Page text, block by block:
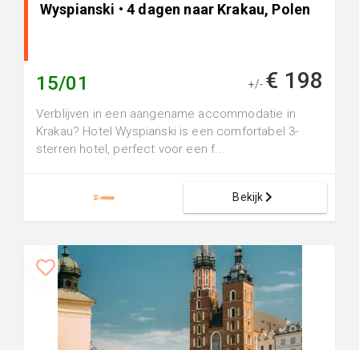
Wyspianski • 4 dagen naar Krakau, Polen
15/01 +/- € 198
Verblijven in een aangename accommodatie in
Krakau? Hotel Wyspianski is een comfortabel 3-
sterren hotel, perfect voor een f...
Bekijk